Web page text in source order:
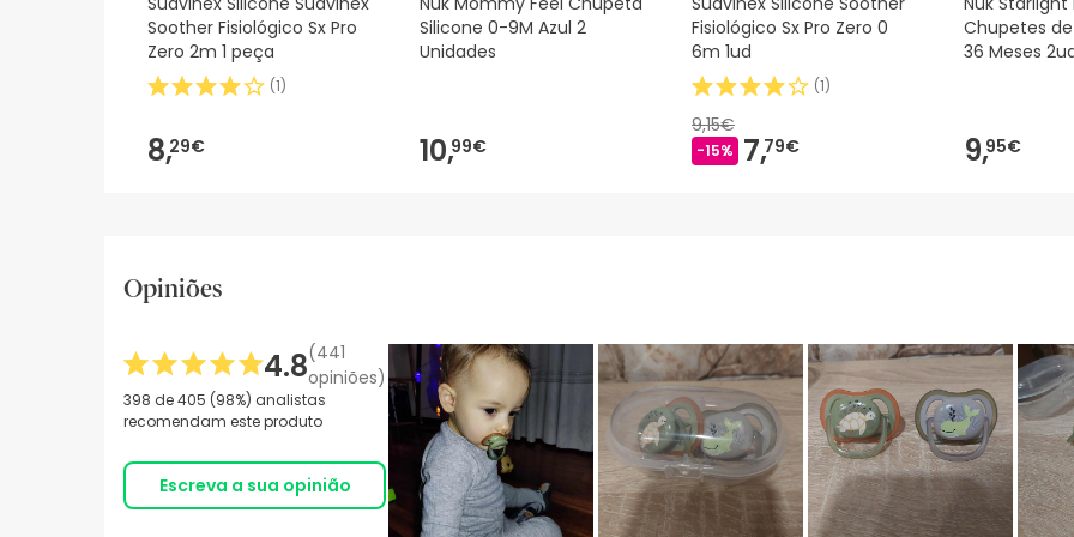
Soother Fisiológico Sx Pro
Zero 2m 1 peça
(1)
8,29€
Silicone 0-9M Azul 2
Unidades
10,99€
Fisiológico Sx Pro Zero 0
6m 1ud
(1)
9,15€
-15% 7,79€
Chupetes
36 Meses
9,95€
Opiniões
4.8(441
opiniões)
398 de 405 (98%) analistas
recomendam este produto
Escreva a sua opinião